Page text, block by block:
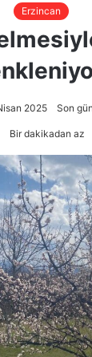
Erzincan
2025 Son
Bir dakikadan az